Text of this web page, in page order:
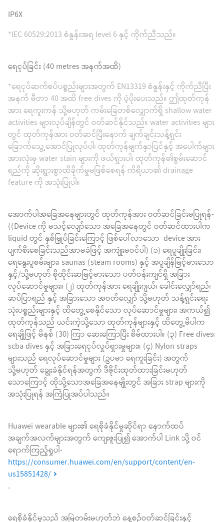
IP6X
*IEC 60529:2013 စံနှုန်းအရ level 6 နှင့် ကိုက်ညီသည်။
‌ရေငုပ်ခြင်း (40 metres အနက်အထိ)
*ရေငုပ်ဆက်စပ်ပစ္စည်းများအတွက် EN13319 စံနှုန်းနှင့် ကိုက်ညီပြီး
အနက် မီတာ 40 အထိ free dives ကို ပံ့ပိုးပေးသည်။ ဤထုတ်ကုန်
အား ရေကူးကန် သို့မဟုတ် ကမ်းခြေတစ်လျှောက်ရှိ shallow water
activities များလုပ်ချိန်တွင် ဝတ်ဆင်နိုင်သည်။ water activities များ
တွင် ထုတ်ကုန်အား ဝတ်ဆင်ပြီးနောက် ချက်ချင်းသန့်ရှင်း
ခြောက်သွေ့အောင်ပြုလုပ်ပါ၊ ထုတ်ကုန်မျက်နှာပြင်နှင့် အပေါက်များ
အားလုံးမှ water stain များကို ဖယ်ရှားပါ၊ ထုတ်ကုန်၏စွမ်းဆောင်
ရည်ကို ဆိုးရွားစွာထိခိုက်မှုမဖြစ်စေရန် ကိရိယာ၏ drainage
feature ကို အသုံးပြုပါ။
အောက်ပါအခြေအနေများတွင် ထုတ်ကုန်အား ဝတ်ဆင်ခြင်းမပြုရန်-
((Device ကို မသင့်လျော်သော အခြေအနေတွင် ဝတ်ဆင်ထားပါက
liquid တွင် နှစ်မြှုပ်ခြင်းကြောင့် ဖြစ်ပေါ်လာသော device အား
ပျက်စီးစေခြင်းသည်အာမခံဖြင့် အကျုံးမဝင်ပါ) (၁) ရေပူချိုးခြင်း၊
ရေနွေးပူစမ်းများ၊ saunas (steam rooms) နှင့် အပူချိန်မြင့်မားသော
နှင့်/သို့မဟုတ် စိုထိုင်းဆမြင့်မားသော ပတ်ဝန်းကျင်ရှိ အခြား
လုပ်ဆောင်မှုများ။ (၂) ထုတ်ကုန်အား ရေချိုးဂျယ်၊ ခေါင်းလျှော်ရည်၊
ဆပ်ပြာရည် နှင့် အခြားသော အဝတ်လျှော် သို့မဟုတ် သန့်ရှင်းရေး
သုံးပစ္စည်းများနှင့် ထိတွေ့စေနိုင်သော လုပ်ဆောင်မှုများ၊ အကယ်၍
ထုတ်ကုန်သည် ယင်းကဲ့သို့သော ထုတ်ကုန်များနှင့် ထိတွေ့မိပါက
ရေချိုဖြင့် မိနစ် (30) ကြာ ဆေးကြောပြီး စိမ်ထားပါ။ (၃) Free dives၊
scba dives နှင့် အခြားရေငုပ်လှုပ်ရှားမှုများ။ (၄) Nylon straps
များသည် ရေလုပ်ဆောင်မှုများ (ဥပမာ ရေကူးခြင်း) အတွက်
သို့မဟုတ် ချွေးခံနိုင်ရန်အတွက် ဒီဇိုင်းထုတ်ထားခြင်းမဟုတ်
သောကြောင့် ထိုသို့သောအခြေအနေမျိုးတွင် အခြား strap များကို
အသုံးပြုရန် အကြံပြုအပ်ပါသည်။
Huawei wearable များ၏ ရေစိုခံနိုင်မှုဆိုင်ရာ နောက်ထပ်
အချက်အလက်များအတွက် ကျေးဇူးပြု၍ အောက်ပါ Link သို့ ဝင်
ရောက်ကြည့်ရှုပါ-
https://consumer.huawei.com/en/support/content/en-
us15851428/
.
ရေစိုခံနိုင်မှုသည် အမြဲတမ်းမဟုတ်ဘဲ နေ့စဉ်ဝတ်ဆင်ခြင်းနှင့်